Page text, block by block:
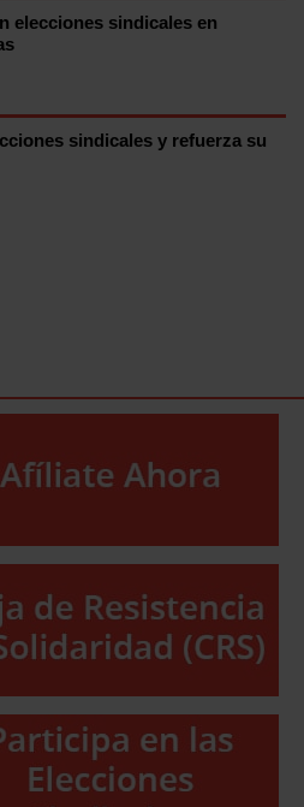
elecciones sindicales en
sindicales y refuerza su